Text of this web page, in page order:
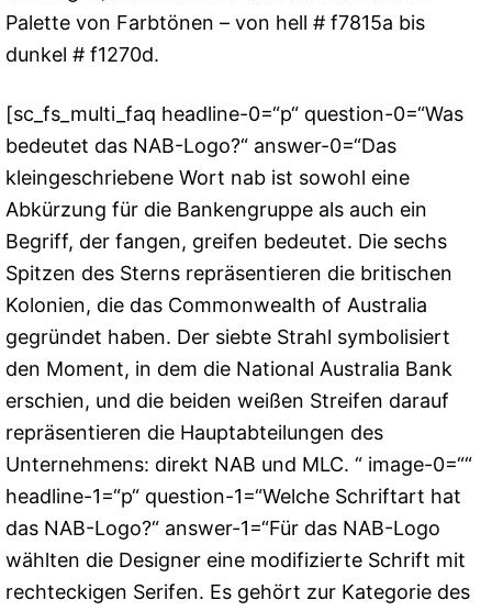
Palette von Farbtönen – von hell # f7815a bis
dunkel # f1270d.
[sc_fs_multi_faq headline-0=“p“ question-0=“Was
bedeutet das NAB-Logo?“ answer-0=“Das
kleingeschriebene Wort nab ist sowohl eine
Abkürzung für die Bankengruppe als auch ein
Begriff, der fangen, greifen bedeutet. Die sechs
Spitzen des Sterns repräsentieren die britischen
Kolonien, die das Commonwealth of Australia
gegründet haben. Der siebte Strahl symbolisiert
den Moment, in dem die National Australia Bank
erschien, und die beiden weißen Streifen darauf
repräsentieren die Hauptabteilungen des
Unternehmens: direkt NAB und MLC. “ image-0=““
headline-1=“p“ question-1=“Welche Schriftart hat
das NAB-Logo?“ answer-1=“Für das NAB-Logo
wählten die Designer eine modifizierte Schrift mit
rechteckigen Serifen. Es gehört zur Kategorie des